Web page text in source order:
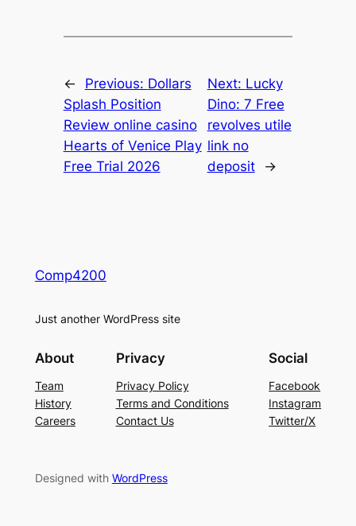
← Previous: Dollars
Splash Position
Review online casino
Hearts of Venice Play
Free Trial 2026
Next: Lucky
Dino: 7 Free
revolves utile
link no
deposit
→
Comp4200
Just another WordPress site
About
Team
History
Careers
Privacy
Privacy Policy
Terms and Conditions
Contact Us
Social
Facebook
Instagram
Twitter/X
Designed with WordPress